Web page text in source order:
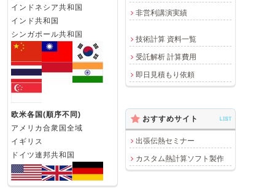
非営利講演実績
技術計算 資料一覧
受託解析 計算費用
即日見積もり依頼
インドネシア共和国
インド共和国
シンガポール共和国
欧米各国(順序不同)
アメリカ合衆国全域
イギリス
ドイツ連邦共和国
おすすめサイト LIST
出張伝熱セミナー
カスタム熱計算ソフト製作